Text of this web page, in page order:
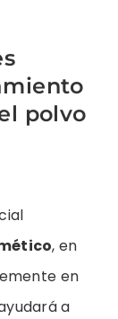
polvo
, en
en
a